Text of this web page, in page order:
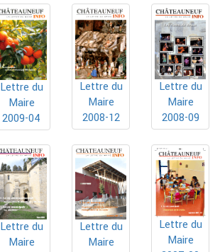
Lettre du
Maire
2009-04
Lettre du
Maire
2008-12
Lettre du
Maire
2008-09
Lettre du
Maire
Lettre du
Maire
Lettre du
Maire